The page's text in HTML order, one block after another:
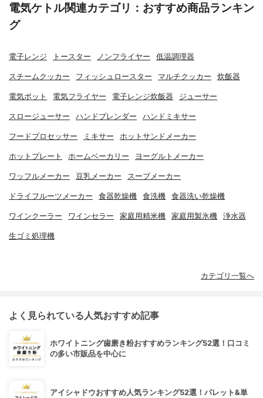
電気ケトル関連カテゴリ：おすすめ商品ランキン
グ
電子レンジ トースター ノンフライヤー 低温調理器
スチームクッカー フィッシュロースター マルチクッカー 炊飯器
電気ポット 電気フライヤー 電子レンジ炊飯器 ジューサー
スロージューサー ハンドブレンダー ハンドミキサー
フードプロセッサー ミキサー ホットサンドメーカー
ホットプレート ホームベーカリー ヨーグルトメーカー
ワッフルメーカー 豆乳メーカー スープメーカー
ドライフルーツメーカー 食器乾燥機 食洗機 食器洗い乾燥機
ワインクーラー ワインセラー 家庭用精米機 家庭用製氷機 浄水器
生ゴミ処理機
カテゴリ一覧へ
よく見られている人気おすすめ記事
ホワイトニング歯磨き粉おすすめランキング52選！口コミ
の多い市販品を中心に
アイシャドウおすすめ人気ランキング52選！パレット&単